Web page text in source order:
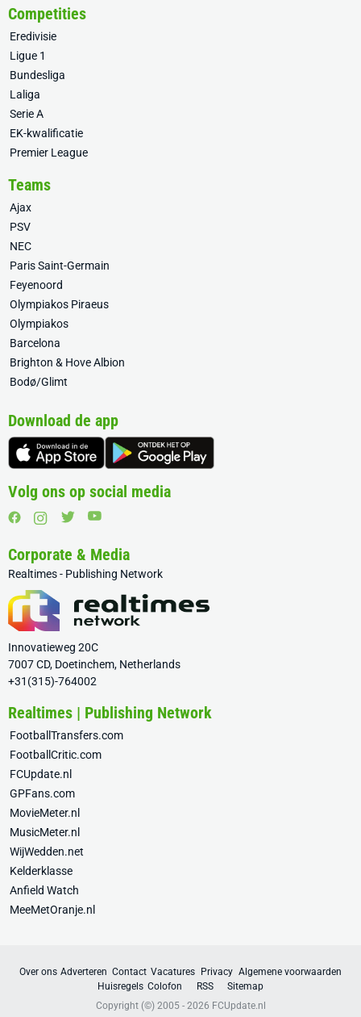
Competities
Eredivisie
Ligue 1
Bundesliga
Laliga
Serie A
EK-kwalificatie
Premier League
Teams
Ajax
PSV
NEC
Paris Saint-Germain
Feyenoord
Olympiakos Piraeus
Olympiakos
Barcelona
Brighton & Hove Albion
Bodø/Glimt
Download de app
Volg ons op social media
Corporate & Media
Realtimes - Publishing Network
Innovatieweg 20C
7007 CD, Doetinchem, Netherlands
+31(315)-764002
Realtimes | Publishing Network
FootballTransfers.com
FootballCritic.com
FCUpdate.nl
GPFans.com
MovieMeter.nl
MusicMeter.nl
WijWedden.net
Kelderklasse
Anfield Watch
MeeMetOranje.nl
Over ons Adverteren Contact Vacatures Privacy Algemene voorwaarden
Huisregels Colofon RSS
Sitemap
Copyright (©) 2005 - 2026 FCUpdate.nl